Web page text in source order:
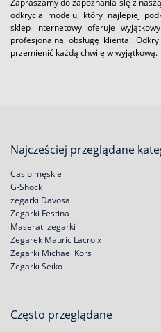
odkrycia modelu, który najlepiej
sklep internetowy oferuje
profesjonalną obsługę klienta.
przemienić każdą chwilę w wyjątkową.
Najcześciej przeglądane
Casio męskie
G-Shock
zegarki Davosa
Zegarki Festina
Maserati zegarki
Zegarek Mauric Lacroix
Zegarki Michael Kors
Zegarki Seiko
Często przeglądane